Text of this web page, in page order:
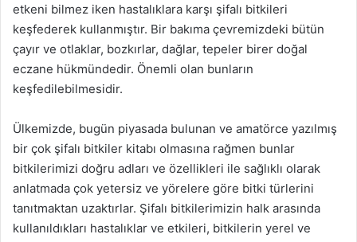
etkeni bilmez iken hastalıklara karşı şifalı bitkileri
keşfederek kullanmıştır. Bir bakıma çevremizdeki bütün
çayır ve otlaklar, bozkırlar, dağlar, tepeler birer doğal
eczane hükmündedir. Önemli olan bunların
keşfedilebilmesidir.
Ülkemizde, bugün piyasada bulunan ve amatörce yazılmış
bir çok şifalı bitkiler kitabı olmasına rağmen bunlar
bitkilerimizi doğru adları ve özellikleri ile sağlıklı olarak
anlatmada çok yetersiz ve yörelere göre bitki türlerini
tanıtmaktan uzaktırlar. Şifalı bitkilerimizin halk arasında
kullanıldıkları hastalıklar ve etkileri, bitkilerin yerel ve